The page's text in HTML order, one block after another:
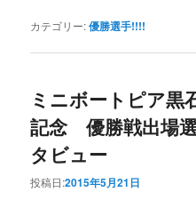
カテゴリー:優勝選手!!!!
ミニボートピア黒
記念 優勝戦出場
タビュー
投稿日:2015年5月21日